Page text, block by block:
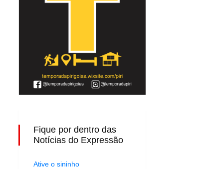
Fique por dentro das
Notícias do Expressão
Ative o sininho